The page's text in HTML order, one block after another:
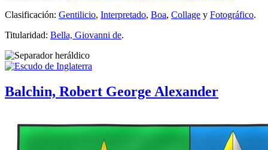
Clasificación: Gentilicio, Interpretado, Boa, Collage y Fotográfico.
Titularidad: Bella, Giovanni de.
Balchin, Robert George Alexander